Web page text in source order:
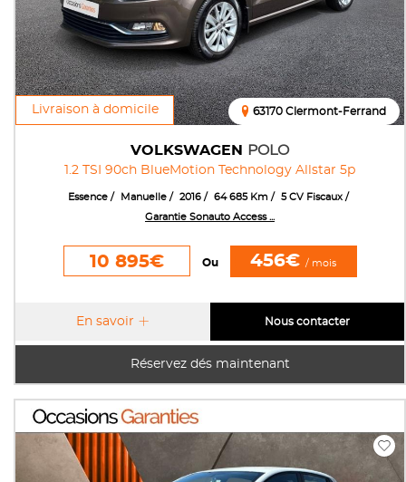
Livraison à domicile
VOLKSWAGEN POLO
1.2 TSI 90ch BlueMotion Technology Allstar 5p
63170 Clermont-Ferrand
Essence Manuelle 2016 64 685 Km
5 CV Fiscaux
Garantie Sonauto Access ...
10 895€ Ou 456€ / mois
Réservez dés maintenant
En savoir Nous contacter